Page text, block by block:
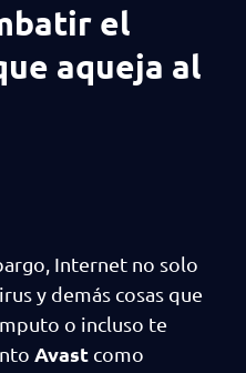
el
aqueja al
Internet no solo
y demás cosas que
o incluso te
Avast como